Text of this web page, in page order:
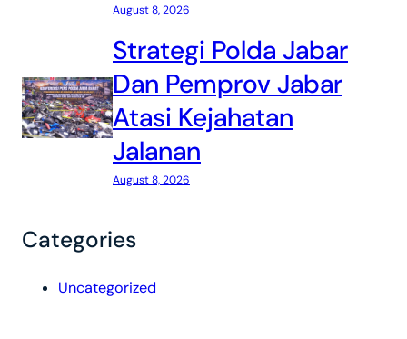
August 8, 2026
Strategi Polda Jabar
Dan Pemprov Jabar
Atasi Kejahatan
Jalanan
August 8, 2026
Categories
Uncategorized